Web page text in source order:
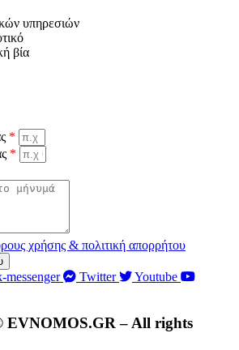
υπηρεσιών
βία
*
*
χρήσης & πολιτική απορρήτου
messenger Twitter Youtube
EVNOMOS.GR – All rights